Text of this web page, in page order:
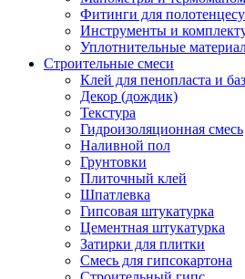
Фитинги для
Инструменты и
Уплотнительные
Строительные смеси
Клей для пенопласта и
Декор (дождик)
Текстура
Гидроизоляционная смесь
Наливной пол
Грунтовки
Плиточный клей
Шпатлевка
Гипсовая штукатурка
Цементная штукатурка
Затирки для плитки
Смесь для гипсокартона